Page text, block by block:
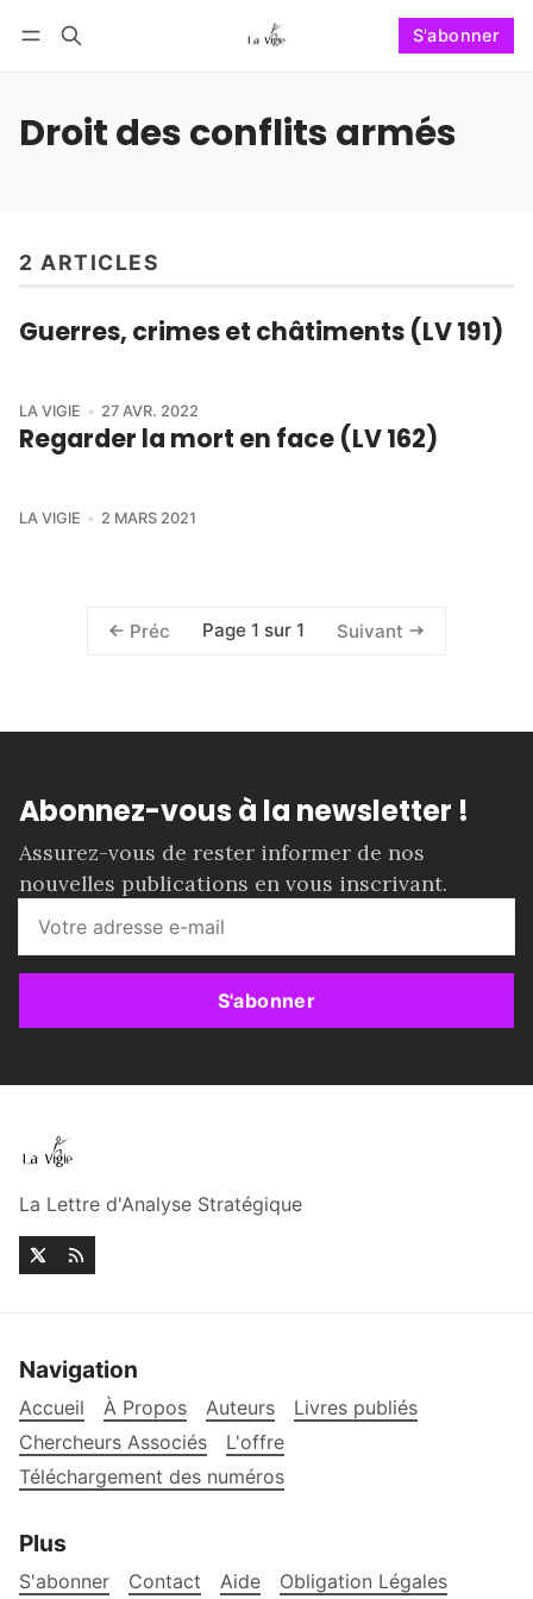
S'abonner
Droit des conflits armés
2 ARTICLES
Guerres, crimes et châtiments (LV 191)
LA VIGIE 27 AVR. 2022
Regarder la mort en face (LV 162)
LA VIGIE 2 MARS 2021
Préc Page 1 sur 1 Suivant
Abonnez-vous à la newsletter !
Assurez-vous de rester informer de nos
nouvelles publications en vous inscrivant.
S'abonner
La Lettre d'Analyse Stratégique
Navigation
Accueil À Propos Auteurs
Livres publiés
Chercheurs Associés
L'offre
Téléchargement des numéros
Plus
S'abonner Contact Aide Obligation Légales